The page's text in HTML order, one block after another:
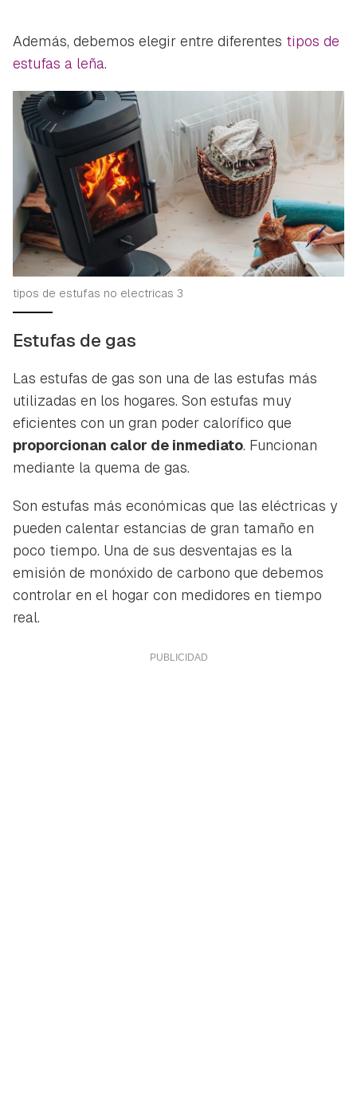
Además, debemos elegir entre diferentes tipos de
estufas a leña.
tipos de estufas no electricas 3
Estufas de gas
Las estufas de gas son una de las estufas más
utilizadas en los hogares. Son estufas muy
eficientes con un gran poder calorífico que
proporcionan calor de inmediato. Funcionan
mediante la quema de gas.
Son estufas más económicas que las eléctricas y
pueden calentar estancias de gran tamaño en
poco tiempo. Una de sus desventajas es la
emisión de monóxido de carbono que debemos
controlar en el hogar con medidores en tiempo
real.